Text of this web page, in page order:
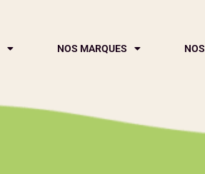
NOS MARQUES